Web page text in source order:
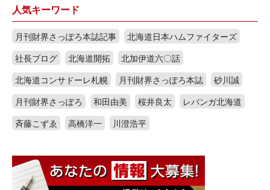
人気キーワード
月刊財界さっぽろ本誌記事
北海道日本ハムファイターズ
社長ブログ
北海道開拓
北加伊道六〇話
北海道コンサドーレ札幌
月刊財界さっぽろ本誌
砂川誠
月刊財界さっぽろ
和田由美 桜井良太
レバンガ北海道
斉藤こずゑ
高橋洋一 川澄浩平